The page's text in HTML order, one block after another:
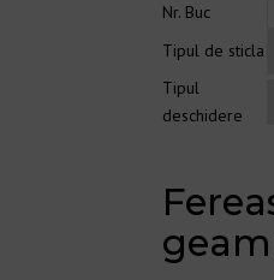
Nr. Buc
Tipul de sticla
Tipul
deschidere